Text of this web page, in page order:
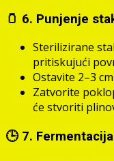
🫙 6. Punjenje
Sterilizirane
pritiskujući
Ostavite 2–3
Zatvorite
će stvoriti
🕒 7. Fermentacija